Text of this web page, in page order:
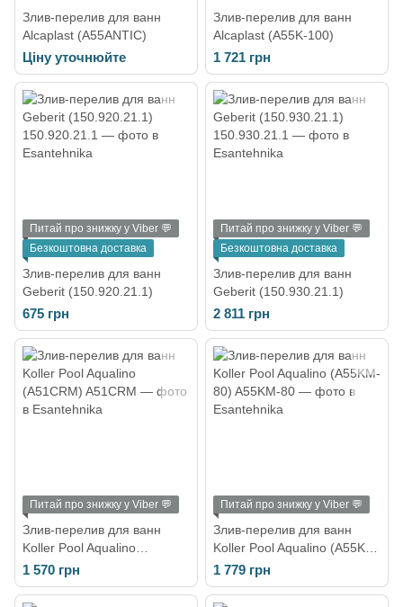
Злив-перелив для ванн
Alcaplast (A55ANTIC)
Ціну уточнюйте
Злив-перелив для ванн
Alcaplast (A55K-100)
1 721 грн
Питай про знижку у Viber 💬
Безкоштовна доставка
Злив-перелив для ванн
Geberit (150.920.21.1)
675 грн
Питай про знижку у Viber 💬
Безкоштовна доставка
Злив-перелив для ванн
Geberit (150.930.21.1)
2 811 грн
Питай про знижку у Viber 💬
Злив-перелив для ванн
Koller Pool Aqualino
(A51CRM)
1 570 грн
Питай про знижку у Viber 💬
Злив-перелив для ванн
Koller Pool Aqualino (A55KM-
80)
1 779 грн